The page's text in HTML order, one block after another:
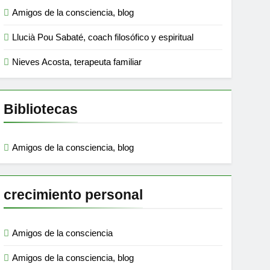
Amigos de la consciencia, blog
Llucià Pou Sabaté, coach filosófico y espiritual
Nieves Acosta, terapeuta familiar
Bibliotecas
Amigos de la consciencia, blog
crecimiento personal
Amigos de la consciencia
Amigos de la consciencia, blog